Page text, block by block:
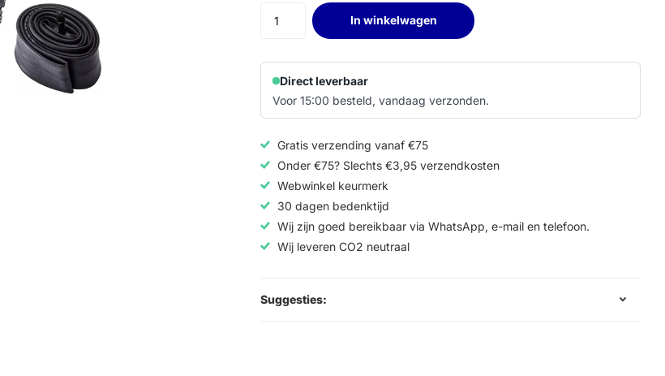
In winkelwagen
Direct leverbaar
Voor 15:00 besteld, vandaag verzonden.
Gratis verzending vanaf €75
Onder €75? Slechts €3,95 verzendkosten
Webwinkel keurmerk
30 dagen bedenktijd
Wij zijn goed bereikbaar via WhatsApp, e-mail en telefoon.
Wij leveren CO2 neutraal
Suggesties: